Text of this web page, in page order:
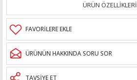
ÜRÜN ÖZELLİKLERİ
ÜRÜNÜN HAKKINDA SORU SOR
TAVSİYE ET